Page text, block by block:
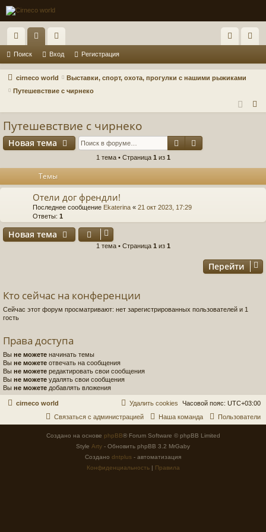
с
ы
лк
ум
ы
ол
ьз
ов
ел
и
д ис
ац
Поиск Вход Регистрация
cirneco world
Выставки, спорт, охота, прогулки с нашими рыжиками
Путешевствие с чирнеко
Путешевствие с чирнеко
Новая тема Поиск
1 тема • Страница 1 из 1
Темы
Отели дог френдли!
Последнее сообщение Ekaterina « 21 окт 2023, 17:29
Ответы: 1
Новая тема
1 тема • Страница 1 из 1
Перейти
Кто сейчас на конференции
Сейчас этот форум просматривают: нет зарегистрированных пользователей и 1
гость
Права доступа
Вы не можете начинать темы
Вы не можете отвечать на сообщения
Вы не можете редактировать свои сообщения
Вы не можете удалять свои сообщения
Вы не можете добавлять вложения
cirneco world Часовой пояс: UTC+03:00
Удалить cookies
Пользователи
Наша команда
Связаться с администрацией
Создано на основе phpBB® Forum Software © phpBB Limited
Style Arty - Обновить phpBB 3.2 MrGaby
Создано dntplus - автоматизация
Конфиденциальность| Правила